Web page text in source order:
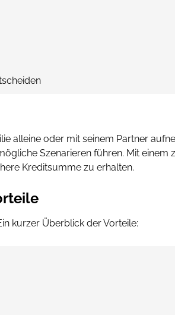
alleine oder mit seinem Partner
Szenarieren führen. Mit einem
Kreditsumme zu erhalten.
kurzer Überblick der Vorteile: